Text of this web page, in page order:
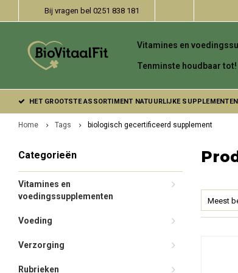
Bij vragen bel 0251 838 181
Vitamines en
Tenminste houdbaar tot!
HET GROOTSTE ASSORTIMENT NATUURLIJKE SUPPLEMENTEN
Home Tags biologisch gecertificeerd supplement
Categorieën
Vitamines en
voedingssupplementen
Voeding
Verzorging
Rubrieken
Meest